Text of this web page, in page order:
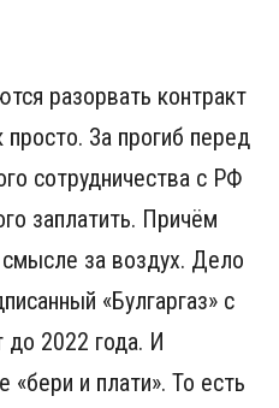
разорвать контракт
просто. За прогиб перед
сотрудничества с РФ
заплатить. Причём
за воздух. Дело
«Булгаргаз» с
до 2022 года. И
«бери и плати». То есть